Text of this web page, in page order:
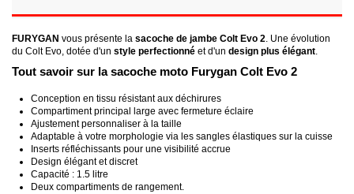
FURYGAN vous présente la sacoche de jambe Colt Evo 2 . Une évolution
du Colt Evo, dotée d'un style perfectionné et d'un design plus élégant
Tout savoir sur la sacoche moto Furygan Colt Evo 2
Conception en tissu résistant aux déchirures
Compartiment principal large avec fermeture éclaire
Ajustement personnaliser à la taille
Adaptable à votre morphologie via les sangles élastiques sur la cuisse
Inserts réfléchissants pour une visibilité accrue
Design élégant et discret
Capacité : 1.5 litre
Deux compartiments de rangement.